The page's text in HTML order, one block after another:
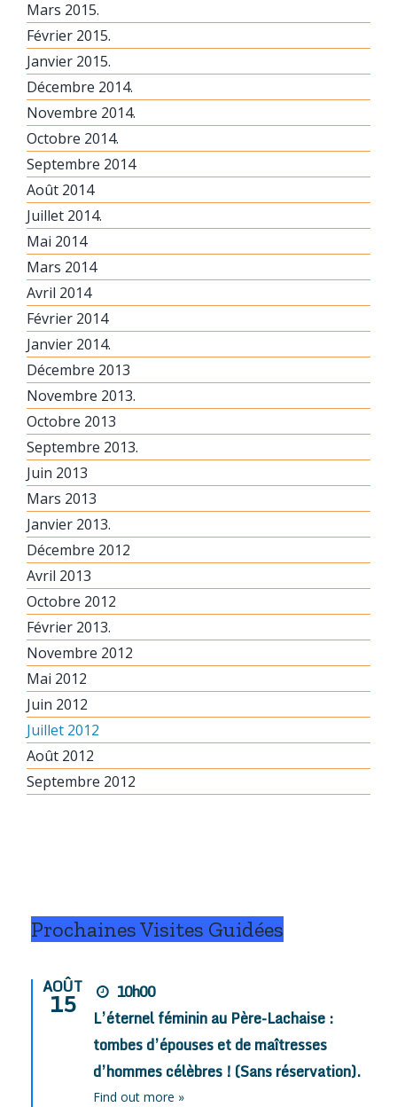
Mars 2015.
Février 2015.
Janvier 2015.
Décembre 2014.
Novembre 2014.
Octobre 2014.
Septembre 2014
Août 2014
Juillet 2014.
Mai 2014
Mars 2014
Avril 2014
Février 2014
Janvier 2014.
Décembre 2013
Novembre 2013.
Octobre 2013
Septembre 2013.
Juin 2013
Mars 2013
Janvier 2013.
Décembre 2012
Avril 2013
Octobre 2012
Février 2013.
Novembre 2012
Mai 2012
Juin 2012
Juillet 2012
Août 2012
Septembre 2012
Prochaines Visites Guidées
AOÛT
15
10h00
L’éternel féminin au Père-Lachaise :
tombes d’épouses et de maîtresses
d’hommes célèbres ! (Sans réservation).
Find out more »